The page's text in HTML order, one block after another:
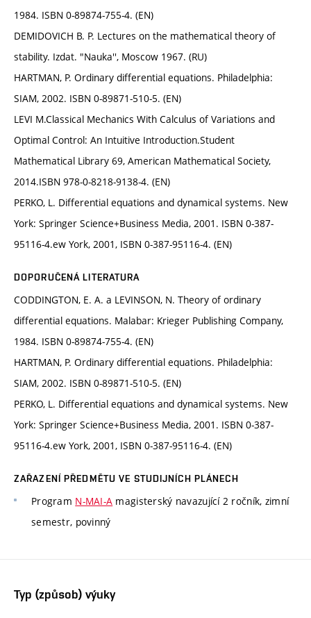
1984. ISBN 0-89874-755-4. (EN)
DEMIDOVICH B. P. Lectures on the mathematical theory of
stability. Izdat. "Nauka'', Moscow 1967. (RU)
HARTMAN, P. Ordinary differential equations. Philadelphia:
SIAM, 2002. ISBN 0-89871-510-5. (EN)
LEVI M.Classical Mechanics With Calculus of Variations and
Optimal Control: An Intuitive Introduction.Student
Mathematical Library 69, American Mathematical Society,
2014.ISBN 978-0-8218-9138-4. (EN)
PERKO, L. Differential equations and dynamical systems. New
York: Springer Science+Business Media, 2001. ISBN 0-387-
95116-4.ew York, 2001, ISBN 0-387-95116-4. (EN)
DOPORUČENÁ LITERATURA
CODDINGTON, E. A. a LEVINSON, N. Theory of ordinary
differential equations. Malabar: Krieger Publishing Company,
1984. ISBN 0-89874-755-4. (EN)
HARTMAN, P. Ordinary differential equations. Philadelphia:
SIAM, 2002. ISBN 0-89871-510-5. (EN)
PERKO, L. Differential equations and dynamical systems. New
York: Springer Science+Business Media, 2001. ISBN 0-387-
95116-4.ew York, 2001, ISBN 0-387-95116-4. (EN)
ZAŘAZENÍ PŘEDMĚTU VE STUDIJNÍCH PLÁNECH
Program N-MAI-A magisterský navazující 2 ročník, zimní
semestr, povinný
Typ (způsob) výuky